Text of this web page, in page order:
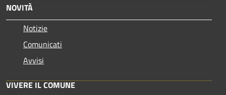
NOVITÀ
Notizie
Comunicati
Avvisi
VIVERE IL COMUNE